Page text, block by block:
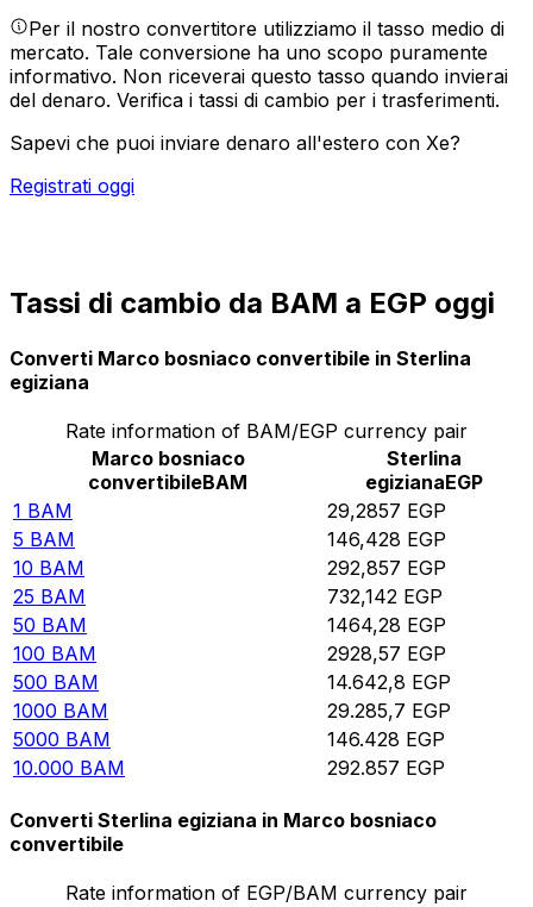
Per il nostro convertitore utilizziamo il tasso medio di
mercato. Tale conversione ha uno scopo puramente
informativo. Non riceverai questo tasso quando invierai
del denaro. Verifica i tassi di cambio per i trasferimenti.
Sapevi che puoi inviare denaro all'estero con Xe?
Registrati oggi
Tassi di cambio da BAM a EGP oggi
Converti Marco bosniaco convertibile in Sterlina
egiziana
Rate information of BAM/EGP currency pair
Marco bosniaco
convertibileBAM
Sterlina
egizianaEGP
1 BAM 29,2857 EGP
5 BAM 146,428 EGP
10 BAM 292,857 EGP
25 BAM 732,142 EGP
50 BAM 1464,28 EGP
100 BAM 2928,57 EGP
500 BAM 14.642,8 EGP
1000 BAM 29.285,7 EGP
5000 BAM 146.428 EGP
10.000 BAM 292.857 EGP
Converti Sterlina egiziana in Marco bosniaco
convertibile
Rate information of EGP/BAM currency pair